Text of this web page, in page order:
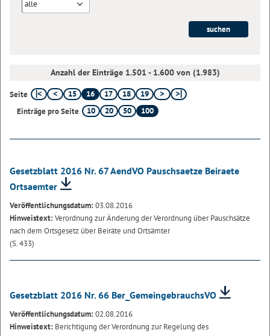
alle
Anzahl der Einträge 1.501 - 1.600 von (1.983)
Seite 15 16 17 18
19
Einträge pro Seite
10 20 50 100
Gesetzblatt 2016 Nr. 67 AendVO Pauschsaetze Beiraete
Ortsaemter
Veröffentlichungsdatum:03.08.2016
Hinweistext:Verordnung zur Änderung der Verordnung über Pauschsätze
nach dem Ortsgesetz über Beiräte und Ortsämter
(S. 433)
Gesetzblatt 2016 Nr. 66 Ber_GemeingebrauchsVO
Veröffentlichungsdatum:02.08.2016
Hinweistext: Berichtigung der Verordnung zur Regelung des